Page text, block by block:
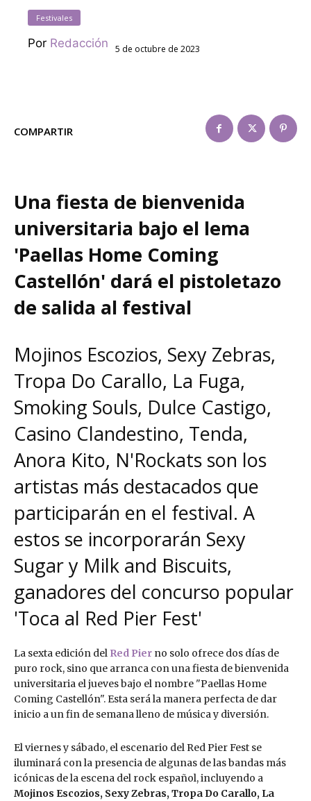
Festivales
Por Redacción 5 de octubre de 2023
COMPARTIR
Una fiesta de bienvenida
universitaria bajo el lema
'Paellas Home Coming
Castellón' dará el pistoletazo
de salida al festival
Mojinos Escozios, Sexy Zebras,
Tropa Do Carallo, La Fuga,
Smoking Souls, Dulce Castigo,
Casino Clandestino, Tenda,
Anora Kito, N'Rockats son los
artistas más destacados que
participarán en el festival. A
estos se incorporarán Sexy
Sugar y Milk and Biscuits,
ganadores del concurso popular
'Toca al Red Pier Fest'
La sexta edición del Red Pier no solo ofrece dos días de
puro rock, sino que arranca con una fiesta de bienvenida
universitaria el jueves bajo el nombre "Paellas Home
Coming Castellón". Esta será la manera perfecta de dar
inicio a un fin de semana lleno de música y diversión.
El viernes y sábado, el escenario del Red Pier Fest se
iluminará con la presencia de algunas de las bandas más
icónicas de la escena del rock español, incluyendo a
Mojinos Escozios, Sexy Zebras, Tropa Do Carallo, La